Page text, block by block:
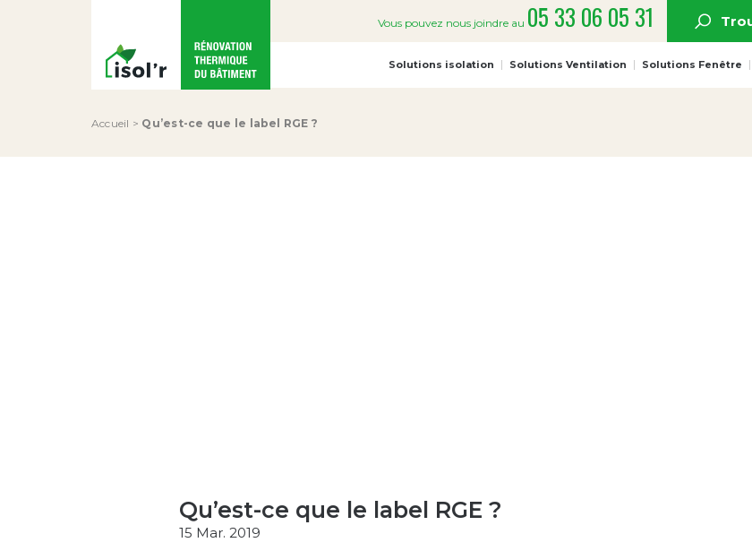
Vous pouvez nous joindre au 05 33 06 05 31
Solutions isolation Solutions Ventilation Solutions Fenêtre
Accueil > Qu’est-ce que le label RGE ?
Qu’est-ce que le label RGE ?
15 Mar. 2019